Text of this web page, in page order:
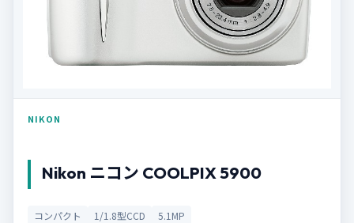
NIKON
Nikon ニコン COOLPIX 5900
コンパクト 1/1.8型CCD 5.1MP